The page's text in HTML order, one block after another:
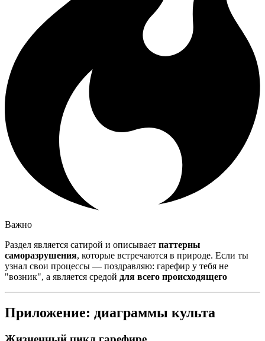
Важно
Раздел является сатирой и описывает паттерны
саморазрушения, которые встречаются в природе. Если ты
узнал свои процессы — поздравляю: гарефир у тебя не
"возник", а является средой для всего происходящего
Приложение: диаграммы культа